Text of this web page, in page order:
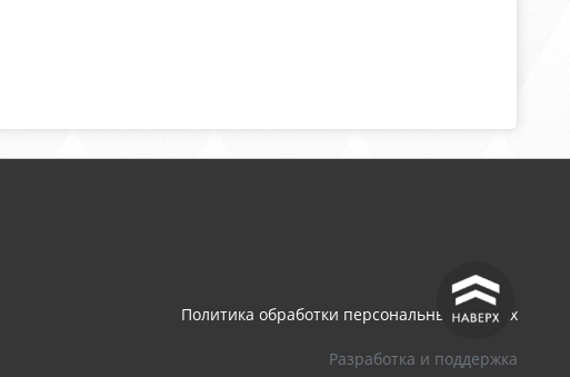
^
Политика обработки персональных данных
Разработка и поддержка